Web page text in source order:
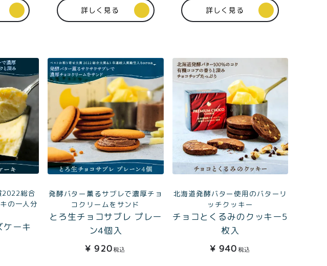
詳しく見る 詳しく見る
2022総合
の一人分
ケーキ
発酵バター薫るサブレで濃厚チョ
コクリームをサンド
とろ生チョコサブレ プレー
ン4個入
¥ 920税込
北海道発酵バター使用のバターリ
ッチクッキー
チョコとくるみのクッキー5
枚入
¥ 940 税込